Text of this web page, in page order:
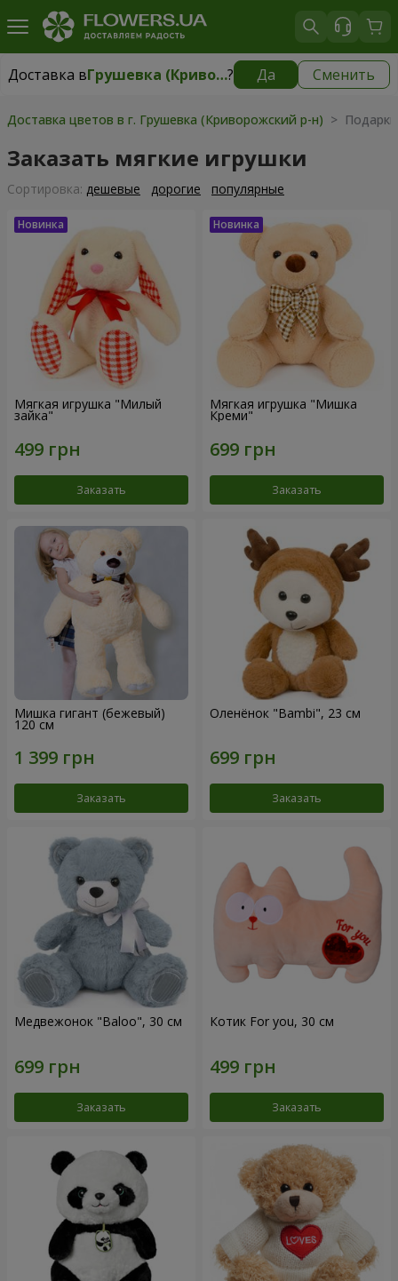
Доставка в Грушевка (Криворожский р-н)? Да Сменить
Доставка вГрушевка (Криворожский р-н) 1030 грн
Доставка цветов в г. Грушевка (Криворожский р-н) >
Заказать мягкие игрушки
Cортировка: дешевые дорогие популярные
Мягкая игрушка "Милый
зайка"
Заказать
Мягкая игрушка "Мишка
Креми"
Заказать
Мишка гигант (бежевый)
120 см
Заказать
Оленёнок "Bambi", 23 см
Заказать
Медвежонок "Baloo", 30 см
Заказать
Котик For you, 30 см
Заказать